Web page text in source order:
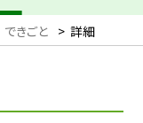
できごと > 詳細